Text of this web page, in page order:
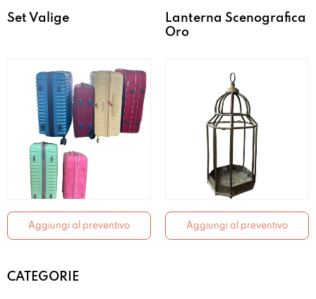
Set Valige
Aggiungi al preventivo
Lanterna Scenografica
Oro
Aggiungi al preventivo
CATEGORIE